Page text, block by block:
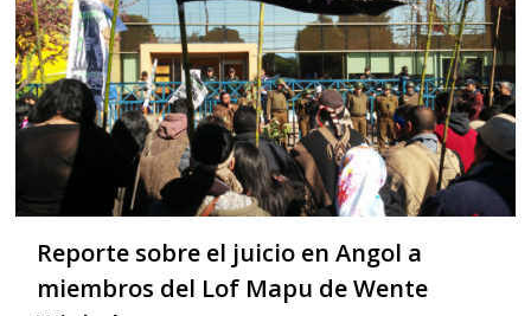
Reporte sobre el juicio en Angol a
miembros del Lof Mapu de Wente